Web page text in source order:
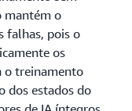
mantém o
falhas, pois o
os
o treinamento
dos estados do